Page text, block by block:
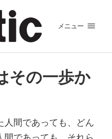
メニュー
その一歩か
間であっても、
どん